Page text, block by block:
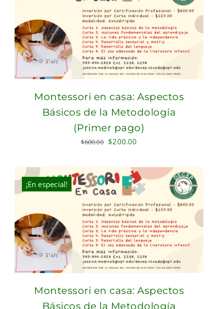
Montessori en casa: Aspectos
Básicos de la Metodología
(Primer pago)
$600.00 Original
was:
$600.00.
$200.00
is:
$200.00.
¡En especial!
Montessori en casa: Aspectos
Básicos de la Metodología